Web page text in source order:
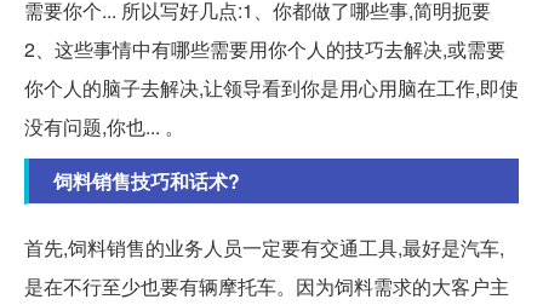
需要你个... 所以写好几点:1、你都做了哪些事,简明扼要
2、这些事情中有哪些需要用你个人的技巧去解决,或需要
你个人的脑子去解决,让领导看到你是用心用脑在工作,即使
没有问题,你也... 。
饲料销售技巧和话术?
首先,饲料销售的业务人员一定要有交通工具,最好是汽车,
是在不行至少也要有辆摩托车。因为饲料需求的大客户主